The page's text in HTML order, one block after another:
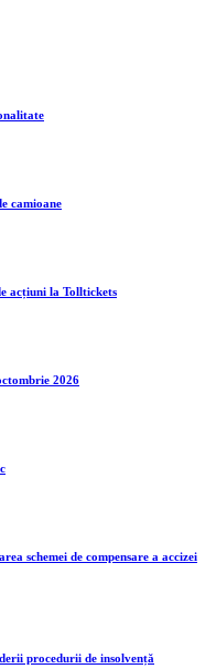
camioane
acțiuni la Tolltickets
2026
schemei de compensare a accizei
procedurii de insolvență